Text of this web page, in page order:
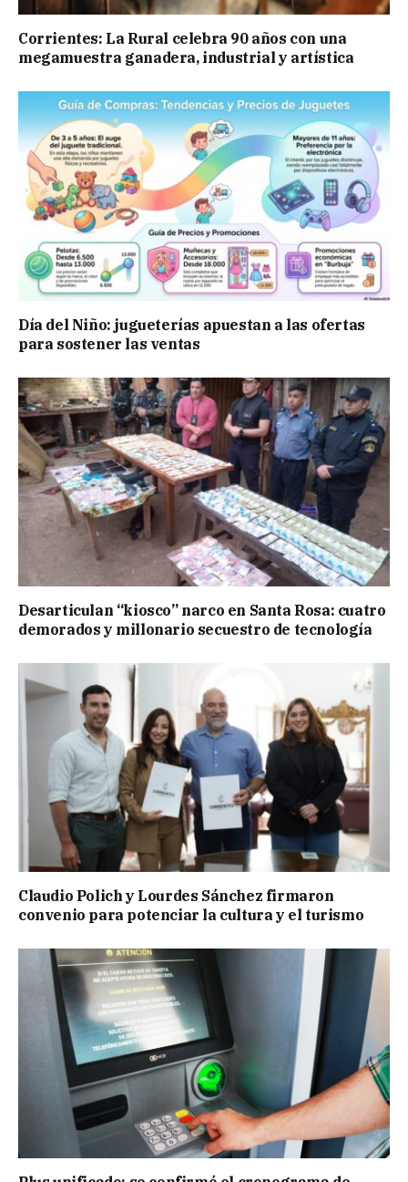
Corrientes: La Rural celebra 90 años con una
megamuestra ganadera, industrial y artística
Día del Niño: jugueterías apuestan a las ofertas
para sostener las ventas
Desarticulan “kiosco” narco en Santa Rosa: cuatro
demorados y millonario secuestro de tecnología
Claudio Polich y Lourdes Sánchez firmaron
convenio para potenciar la cultura y el turismo